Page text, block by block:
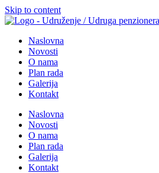
Skip to content
Naslovna
Novosti
O nama
Plan rada
Galerija
Kontakt
Naslovna
Novosti
O nama
Plan rada
Galerija
Kontakt